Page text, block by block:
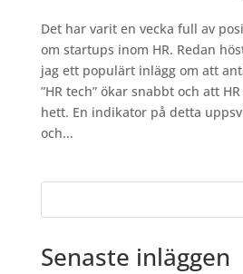
Det har varit en vecka full av
om startups inom HR. Redan
jag ett populärt inlägg om att
”HR tech” ökar snabbt och att
hett. En indikator på detta
och...
Senaste inläggen